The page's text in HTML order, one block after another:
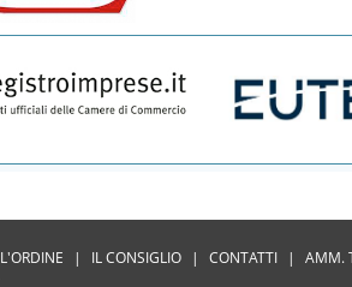
L'ORDINE | IL CONSIGLIO | CONTATTI | AMM.